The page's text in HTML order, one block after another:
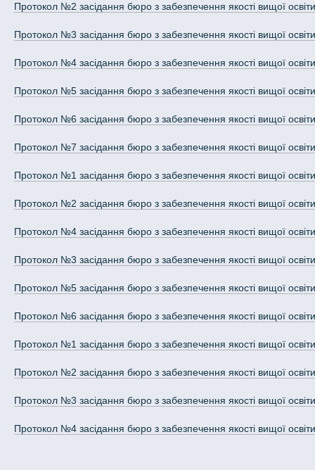
Протокол №2 засідання бюро з забезпечення якості вищої освіти
Протокол №3 засідання бюро з забезпечення якості вищої освіти
Протокол №4 засідання бюро з забезпечення якості вищої освіти
Протокол №5 засідання бюро з забезпечення якості вищої освіти
Протокол №6 засідання бюро з забезпечення якості вищої освіти
Протокол №7 засідання бюро з забезпечення якості вищої освіти
Протокол №1 засідання бюро з забезпечення якості вищої освіти
Протокол №2 засідання бюро з забезпечення якості вищої освіти
Протокол №4 засідання бюро з забезпечення якості вищої освіти
Протокол №3 засідання бюро з забезпечення якості вищої
Протокол №5 засідання бюро з забезпечення якості вищої освіти
Протокол №6 засідання бюро з забезпечення якості вищої освіти
Протокол №1 засідання бюро з забезпечення якості вищої освіти
Протокол №2 засідання бюро з забезпечення якості вищої освіти
Протокол №3 засідання бюро з забезпечення якості вищої освіти
Протокол №4 засідання бюро з забезпечення якості вищої освіти